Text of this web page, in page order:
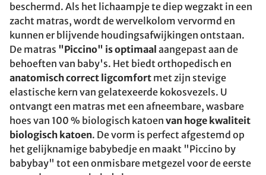
beschermd. Als het lichaampje te diep wegzakt in een
zacht matras, wordt de wervelkolom vervormd en
kunnen er blijvende houdingsafwijkingen ontstaan.
De matras "Piccino" is optimaal aangepast aan de
behoeften van baby's. Het biedt orthopedisch en
anatomisch correct ligcomfort met zijn stevige
elastische kern van gelatexeerde kokosvezels. U
ontvangt een matras met een afneembare, wasbare
hoes van 100 % biologisch katoen van hoge kwaliteit
biologisch katoen. De vorm is perfect afgestemd op
het gelijknamige babybedje en maakt "Piccino by
babybay" tot een onmisbare metgezel voor de eerste